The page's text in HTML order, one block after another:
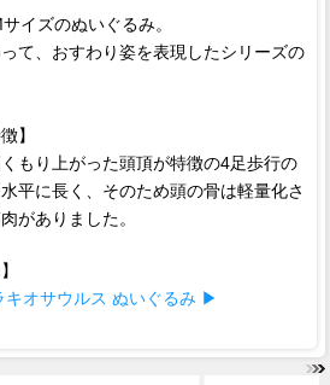
イズのぬいぐるみ。
て、おすわり姿を表現したシリーズの
】
もり上がった頭頂が特徴の4足歩行の
平に長く、そのため頭の骨は軽量化さ
がありました。
キオサウルス ぬいぐるみ ▶